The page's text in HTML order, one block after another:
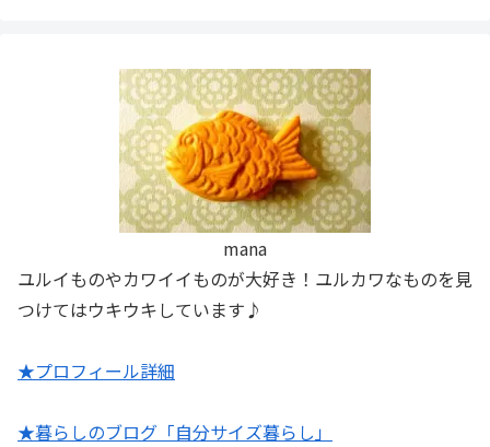
mana
ユルイものやカワイイものが大好き！ユルカワなものを見
つけてはウキウキしています♪
★プロフィール詳細
★暮らしのブログ「自分サイズ暮らし」